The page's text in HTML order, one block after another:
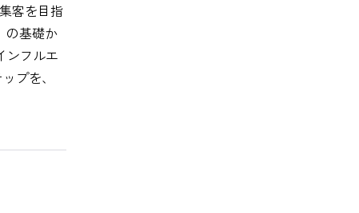
客を目指
の基礎か
ンフルエ
プを、